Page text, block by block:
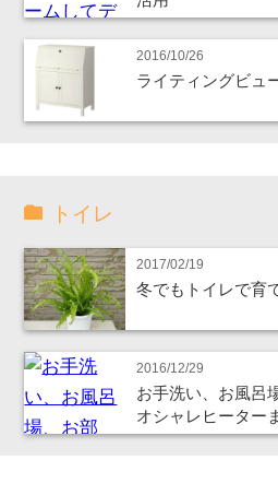
2016/10/26
ライティングビュ
トイレ
2017/02/19
冬でもトイレで育
2016/12/29
お手洗い、お風呂
オシャレヒーター